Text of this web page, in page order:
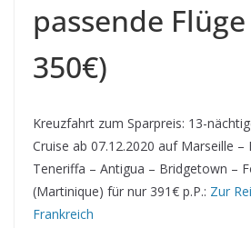
passende
350€)
Kreuzfahrt zum Sparpreis: 13-
Cruise ab 07.12.2020 auf Marseille –
Teneriffa – Antigua – Bridgetown –
(Martinique) für nur 391€ p.P.: Zur
Frankreich